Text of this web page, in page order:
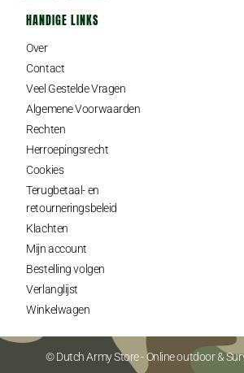
HANDIGE LINKS
Over
Contact
Veel Gestelde Vragen
Algemene Voorwaarden
Rechten
Herroepingsrecht
Cookies
Terugbetaal- en
retourneringsbeleid
Klachten
Mijn account
Bestelling volgen
Verlanglijst
Winkelwagen
© Dutch Army Store - Online outdoor &